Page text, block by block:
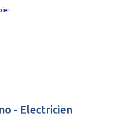
- Electricien